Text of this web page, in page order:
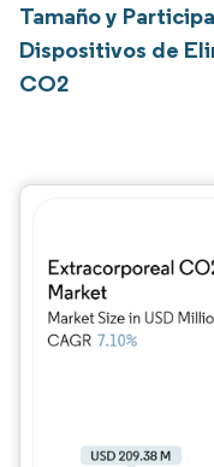
Tamaño y
Dispositivos de
CO2